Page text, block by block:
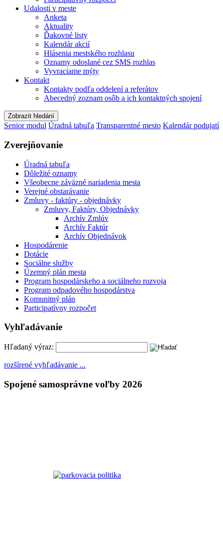
Udalosti v meste
Anketa
Aktuality
Ďakovné listy
Kalendár akcií
Hlásenia mestského rozhlasu
Oznamy odoslané cez SMS rozhlas
Vyvraciame mýty
Kontakt
Kontakty podľa oddelení a referátov
Abecedný zoznam osôb a ich kontaktných spojení
Zobrazit hledání
Senior modul Úradná tabuľa Transparentné mesto Kalendár podujatí
Zverejňovanie
Úradná tabuľa
Dôležité oznamy
Všeobecne záväzné nariadenia mesta
Verejné obstarávanie
Zmluvy - faktúry - objednávky
Zmluvy, Faktúry, Objednávky
Archív Zmlúv
Archív Faktúr
Archív Objednávok
Hospodárenie
Dotácie
Sociálne služby
Územný plán mesta
Program hospodárskeho a sociálneho rozvoja
Program odpadového hospodárstva
Komunitný plán
Participatívny rozpočet
Vyhľadávanie
Hľadaný výraz:
rozšírené vyhľadávanie ...
Spojené samosprávne voľby 2026